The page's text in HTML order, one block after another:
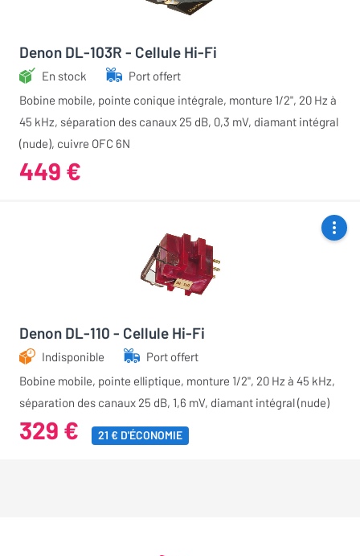
Denon DL-103R - Cellule Hi-Fi
En stock
Port offert
Bobine mobile, pointe conique intégrale, monture 1/2", 20 Hz à
45 kHz, séparation des canaux 25 dB, 0,3 mV, diamant intégral
(nude), cuivre OFC 6N
449 €
Denon DL-110 - Cellule Hi-Fi
Indisponible
Port offert
Bobine mobile, pointe elliptique, monture 1/2", 20 Hz à 45 kHz,
séparation des canaux 25 dB, 1,6 mV, diamant intégral (nude)
329 € 21 € D'ÉCONOMIE